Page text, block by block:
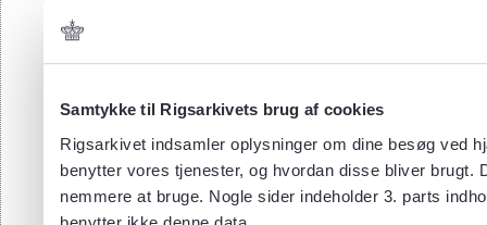
Samtykke til Rigsarkivets brug af cookies
Rigsarkivet indsamler oplysninger om dine besøg ved
benytter vores tjenester, og hvordan disse bliver
nemmere at bruge. Nogle sider indeholder 3. parts
82
83
85
87
88
89